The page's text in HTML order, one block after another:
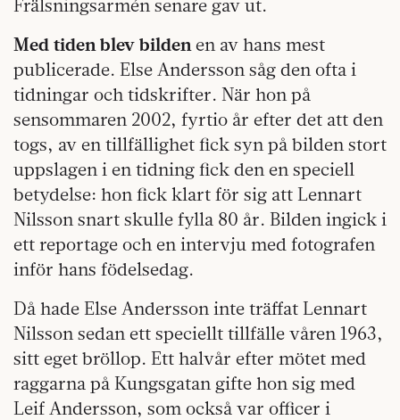
Frälsningsarmén senare gav ut.
Med tiden blev bilden en av hans mest
publicerade. Else Andersson såg den ofta i
tidningar och tidskrifter. När hon på
sensommaren 2002, fyrtio år efter det att den
togs, av en tillfällighet fick syn på bilden stort
uppslagen i en tidning fick den en speciell
betydelse: hon fick klart för sig att Lennart
Nilsson snart skulle fylla 80 år. Bilden ingick i
ett reportage och en intervju med fotografen
inför hans födelsedag.
Då hade Else Andersson inte träffat Lennart
Nilsson sedan ett speciellt tillfälle våren 1963,
sitt eget bröllop. Ett halvår efter mötet med
raggarna på Kungsgatan gifte hon sig med
Leif Andersson, som också var officer i